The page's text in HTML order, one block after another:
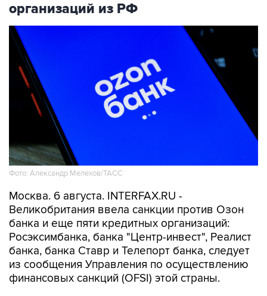
организаций из РФ
Фото: Александр Мелехов/ТАСС
Москва. 6 августа. INTERFAX.RU -
Великобритания ввела санкции против Озон
банка и еще пяти кредитных организаций:
Росэксимбанка, банка "Центр-инвест", Реалист
банка, банка Ставр и Телепорт банка, следует
из сообщения Управления по осуществлению
финансовых санкций (OFSI) этой страны.